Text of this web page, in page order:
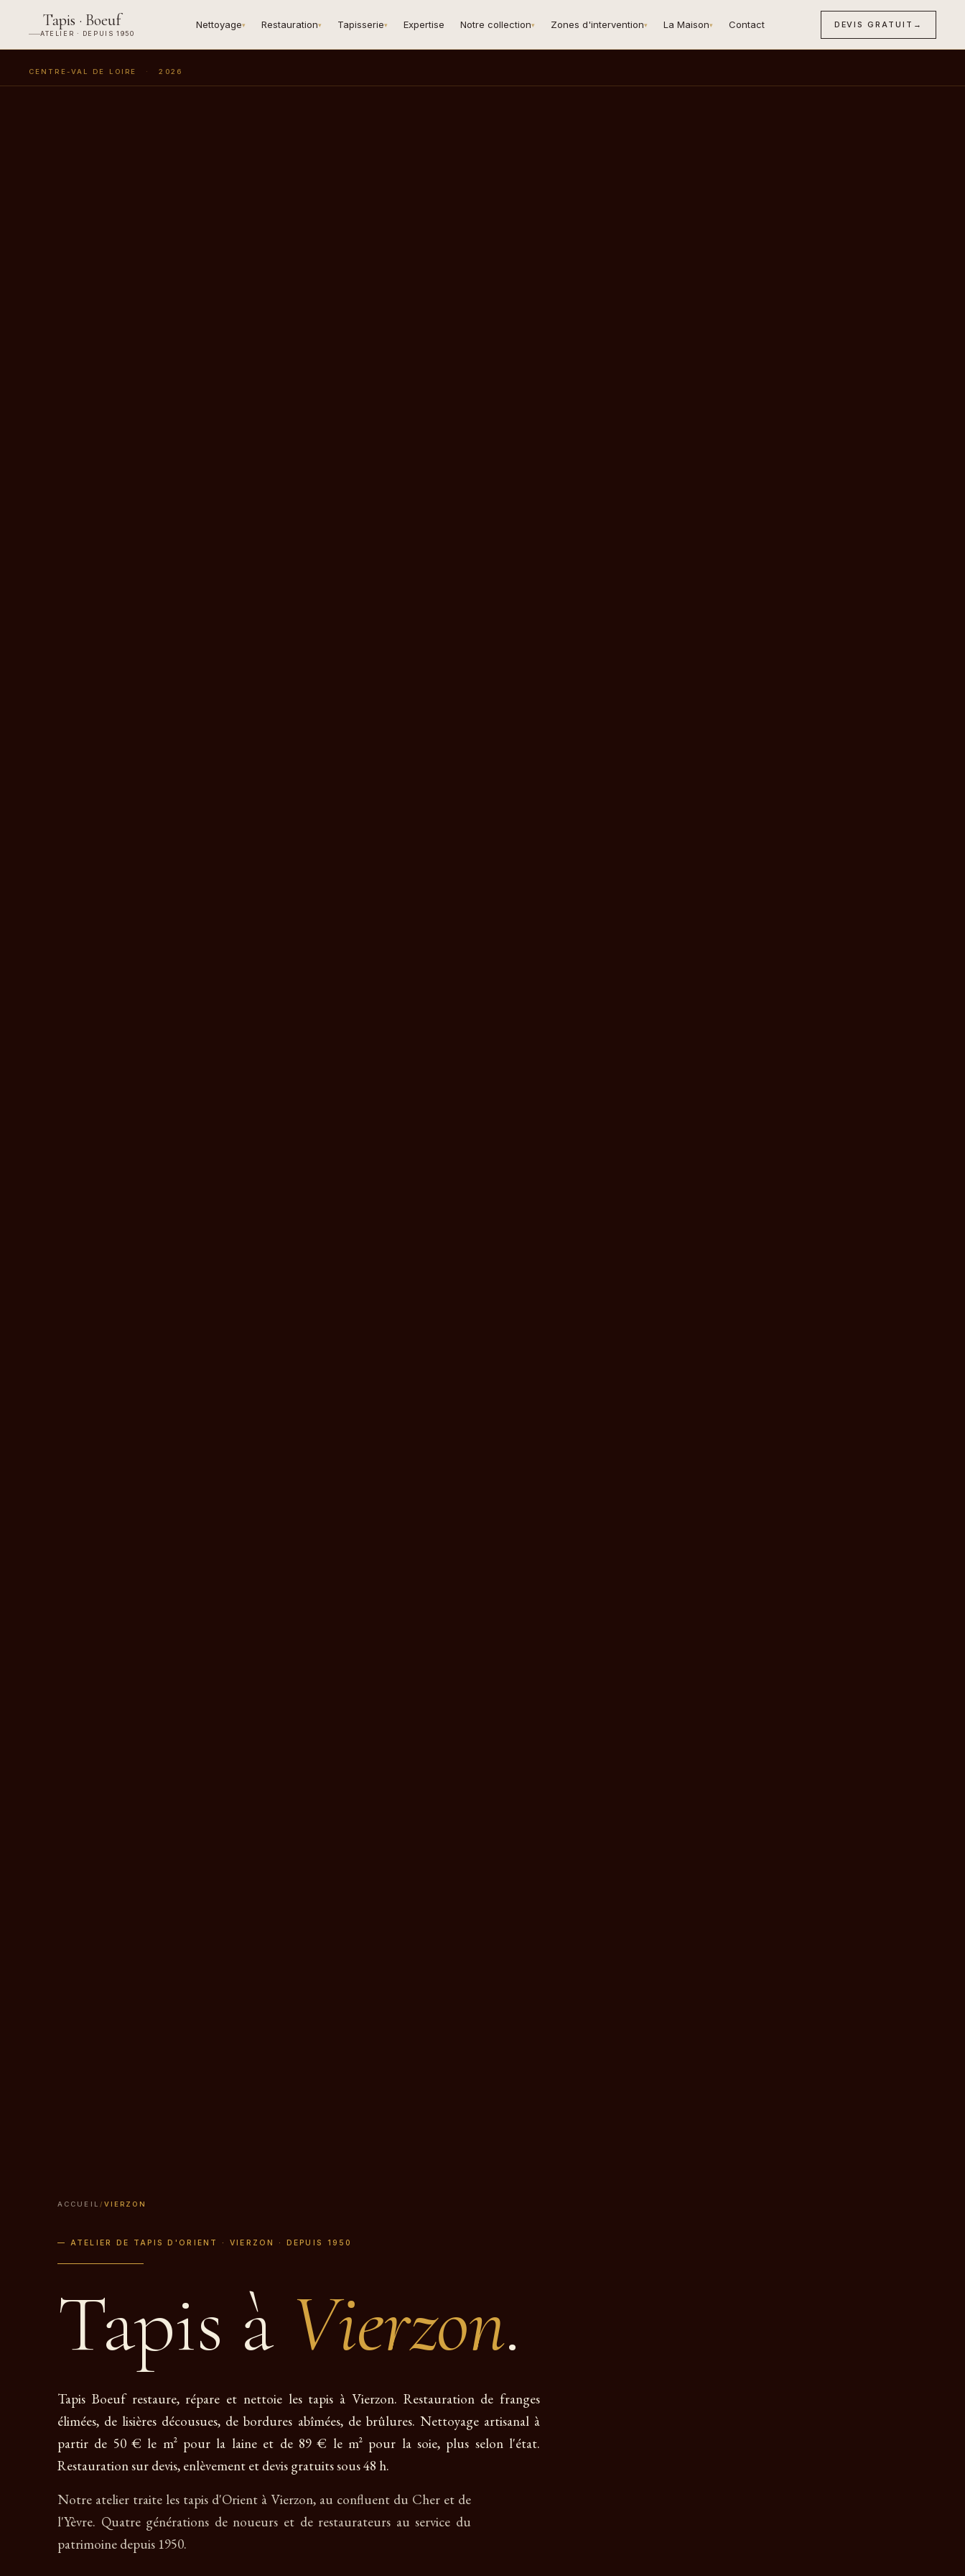
Tapis · Boeuf
ATELIER · DEPUIS 1950
Nettoyage▾ Restauration▾ Tapisserie▾ Expertise Notre collection▾ Zones d'intervention▾ La Maison▾ Contact DEVIS GRATUIT →
CENTRE-VAL DE LOIRE · 2026
ACCUEIL / VIERZON
— ATELIER DE TAPIS D'ORIENT · VIERZON · DEPUIS 1950
Tapis à Vierzon.
Tapis Boeuf restaure, répare et nettoie les tapis à Vierzon. Restauration de franges
élimées, de lisières décousues, de bordures abîmées, de brûlures. Nettoyage artisanal à
partir de 50 € le m² pour la laine et de 89 € le m² pour la soie, plus selon l'état.
Restauration sur devis, enlèvement et devis gratuits sous 48 h.
Notre atelier traite les tapis d'Orient à Vierzon, au confluent du Cher et de
l'Yèvre. Quatre générations de noueurs et de restaurateurs au service du
patrimoine depuis 1950.